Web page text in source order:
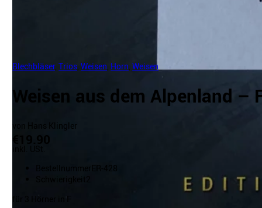
Blechbläser,Trios ,Weisen Horn ,Weisen
Weisen aus dem Alpenland –
von Hans Klingler
€19.90
ER-428
für 3 Hörner in F